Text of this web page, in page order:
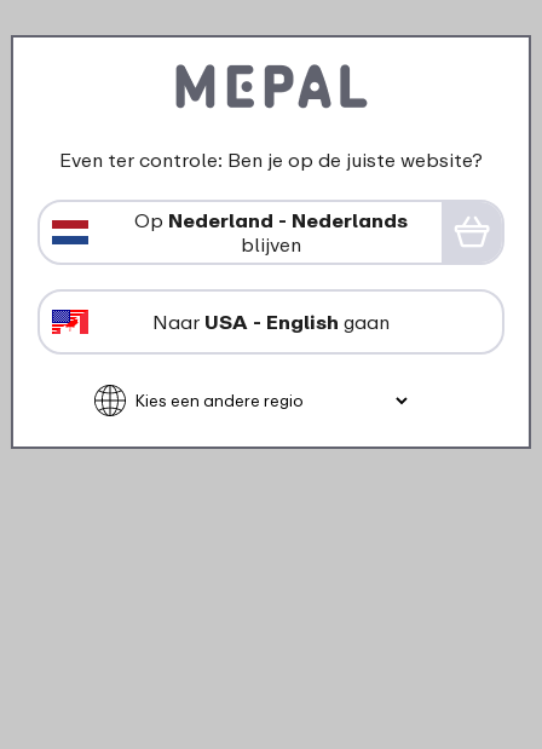
Even ter controle: Ben je op de juiste website?
Op Nederland - Nederlands
blijven
Naar USA - English gaan